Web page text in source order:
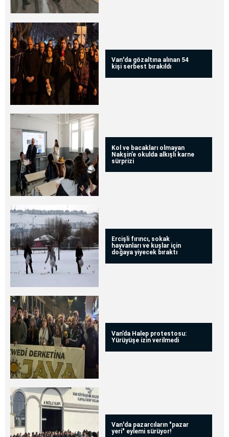
Van'da gözaltına alınan 54
kişi serbest bırakıldı
Kol ve bacakları olmayan
Nakşin’e okulda alkışlı karne
sürprizi
Ercişli fırıncı, sokak
hayvanları ve kuşlar için
doğaya yiyecek bıraktı
Van’da Halep protestosu:
Yürüyüşe izin verilmedi
Van'da pazarcıların "pazar
yeri" eylemi sürüyor!